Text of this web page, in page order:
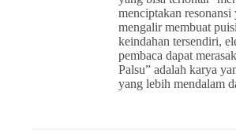
menciptakan
mengalir membuat
keindahan tersendiri,
pembaca dapat
Palsu” adalah karya
yang lebih mendalam